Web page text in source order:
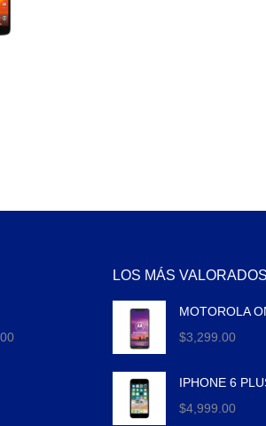
Rango
LOS MÁS VALORADOS
MOTOROLA
$3,299.00
IPHONE 6
$4,999.00